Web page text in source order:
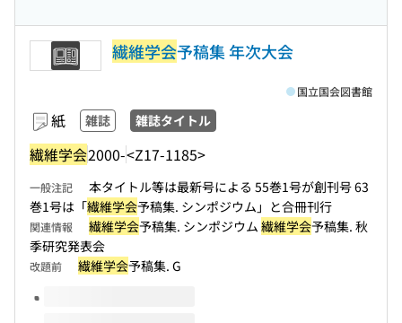
繊維学会予稿集 年次大会
紙 雑誌 雑誌タイトル
繊維学会2000-<Z17-1185>
国立国会図書館
一般注記
本タイトル等は最新号による 55巻1号が創刊号 63
巻1号は「繊維学会予稿集. シンポジウム」と合冊刊行
関連情報 繊維学会予稿集. シンポジウム 繊維学会予稿集. 秋
季研究発表会
改題前 繊維学会予稿集. G
このタイトルの巻号